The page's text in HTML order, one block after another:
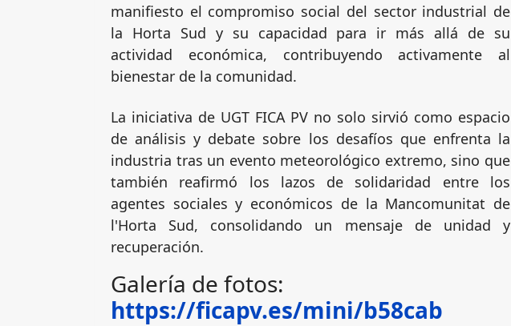
manifiesto el compromiso social del sector industrial de
la Horta Sud y su capacidad para ir más allá de su
actividad económica, contribuyendo activamente al
bienestar de la comunidad.
La iniciativa de UGT FICA PV no solo sirvió como espacio
de análisis y debate sobre los desafíos que enfrenta la
industria tras un evento meteorológico extremo, sino que
también reafirmó los lazos de solidaridad entre los
agentes sociales y económicos de la Mancomunitat de
l'Horta Sud, consolidando un mensaje de unidad y
recuperación.
Galería de fotos:
https://ficapv.es/mini/b58cab